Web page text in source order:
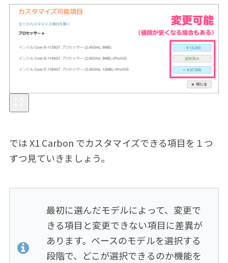
では X1 Carbon でカスタマイズできる項目を１つ
ずつ見ていきましょう。
最初に選んだモデルによって、変更で
きる項目と変更できない項目に差異が
あります。ベースのモデルを選択する
段階で、どこが選択できるのか機能を